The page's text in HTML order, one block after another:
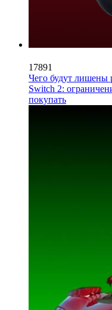
17891
Чего будут лишены
Switch 2:
покупать